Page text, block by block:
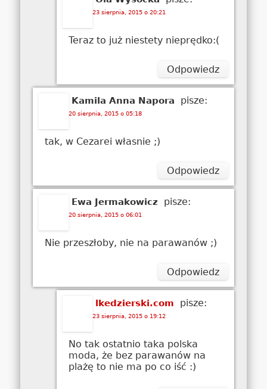
23 sierpnia, 2015 o 20:21
Teraz to już niestety nieprędko:(
Odpowiedz
Kamila Anna Napora pisze:
20 sierpnia, 2015 o 05:18
tak, w Cezarei własnie ;)
Odpowiedz
Ewa Jermakowicz pisze:
20 sierpnia, 2015 o 06:01
Nie przeszłoby, nie na parawanów ;)
Odpowiedz
lkedzierski.com pisze:
23 sierpnia, 2015 o 19:12
No tak ostatnio taka polska
moda, że bez parawanów na
plażę to nie ma po co iść :)